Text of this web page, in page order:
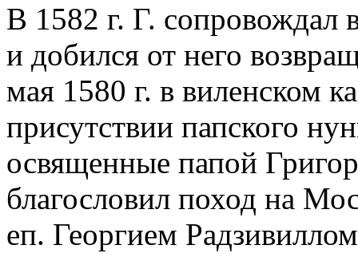
В 1582 г. Г. сопровождал
и добился от него
мая 1580 г. в виленском
присутствии папского
освященные папой
благословил поход на
еп. Георгием